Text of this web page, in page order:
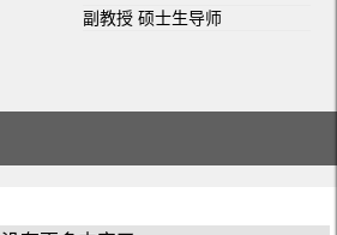
副教授 硕士生导师